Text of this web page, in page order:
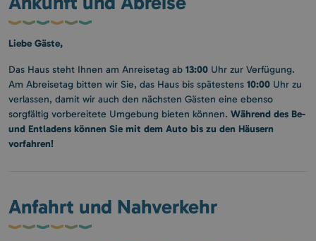
Liebe Gäste,
Das Haus steht Ihnen am Anreisetag ab 13:00 Uhr zur Verfügung.
Am Abreisetag bitten wir Sie, das Haus bis spätestens 10:00 Uhr zu
verlassen, damit wir auch den nächsten Gästen eine ebenso
sorgfältig vorbereitete Umgebung bieten können. Während des Be-
und Entladens können Sie mit dem Auto bis zu den Häusern
vorfahren!
Anfahrt und Nahverkehr